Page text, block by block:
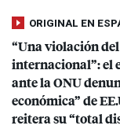
ORIGINAL EN
“Una violación
internacional”: el
ante laONU
económica” de
reitera su “total